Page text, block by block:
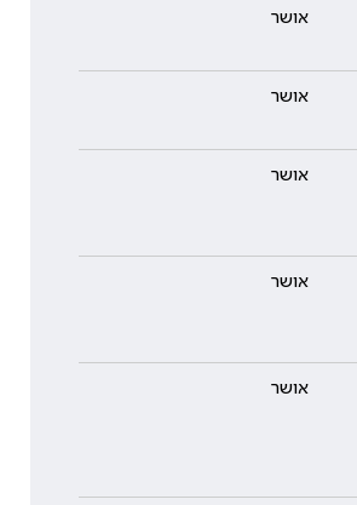
אושר
אושר
אושר
אושר
אושר